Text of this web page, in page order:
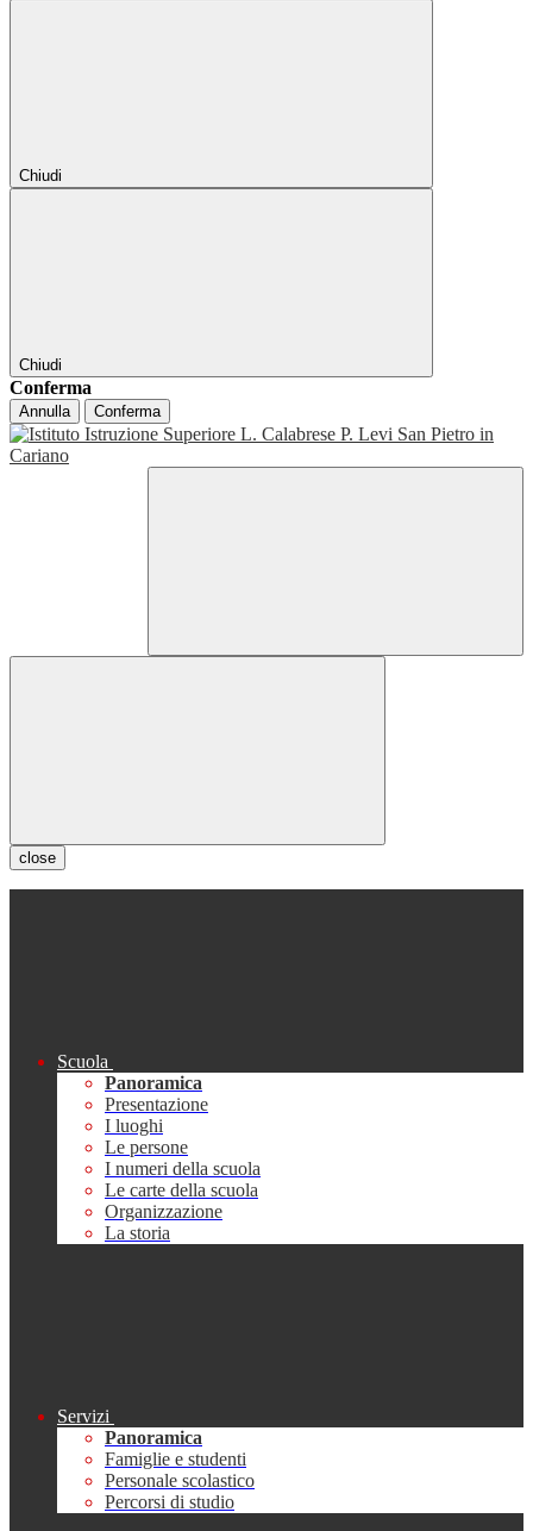
Chiudi
Chiudi
Conferma
Annulla Conferma
close
Scuola
Panoramica
Presentazione
I luoghi
Le persone
I numeri della scuola
Le carte della scuola
Organizzazione
La storia
Servizi
Panoramica
Famiglie e studenti
Personale scolastico
Percorsi di studio